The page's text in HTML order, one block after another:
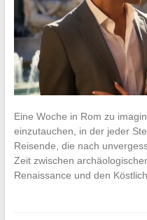
Eine Woche in Rom zu
einzutauchen, in der jeder
Reisende, die nach
Zeit zwischen
Renaissance und den